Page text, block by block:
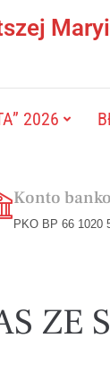
2026
Konto
PKO BP 66 1020
ZE